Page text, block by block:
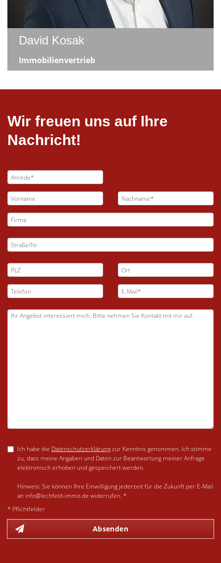
David Kosak
Immobilienvertrieb
Wir freuen uns auf Ihre
Nachricht!
Ich habe die Datenschutzerklärungzur Kenntnis genommen. Ich stimme
zu, dass meine Angaben und Daten zur Beantwortung meiner Anfrage
elektronisch erhoben und gespeichert werden.
Hinweis: Sie können Ihre Einwilligung jederzeit für die Zukunft per E-Mail
an info@lechfeld-immo.de widerrufen. *
* Pflichtfelder
Absenden